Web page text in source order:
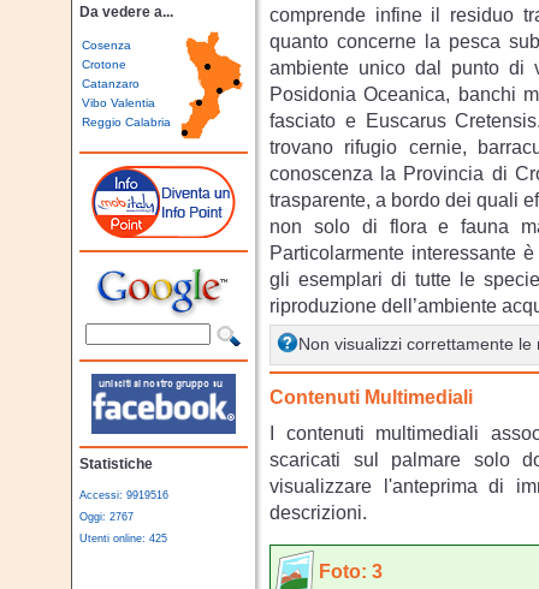
Da vedere a...
Cosenza
Crotone
Catanzaro
Vibo Valentia
Reggio Calabria
Statistiche
Accessi: 9919516
Oggi: 2767
Utenti online: 425
comprende infine il residuo
quanto concerne la pesca
ambiente unico dal punto di
Posidonia Oceanica, banchi
fasciato e Euscarus
trovano rifugio cernie,
conoscenza la Provincia di
trasparente, a bordo dei quali
non solo di flora e fauna
Particolarmente interessante
gli esemplari di tutte le
riproduzione dell’ambiente
Non visualizzi correttamente
Contenuti Multimediali
I contenuti multimediali
scaricati sul palmare solo
visualizzare l'anteprima di
descrizioni.
Foto: 3